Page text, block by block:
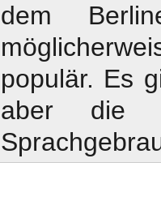
dem
populär. Es
aber die